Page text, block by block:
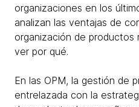
organizaciones en los
analizan las ventajas de
organización de productos
ver por qué.
En las OPM, la gestión de
entrelazada con la